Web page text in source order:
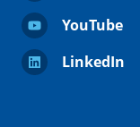
YouTube
LinkedIn